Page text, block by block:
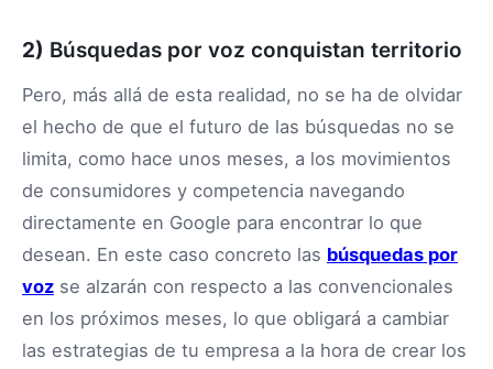
2) Búsquedas por voz conquistan territorio
Pero, más allá de esta realidad, no se ha de olvidar
el hecho de que el futuro de las búsquedas no se
limita, como hace unos meses, a los movimientos
de consumidores y competencia navegando
directamente en Google para encontrar lo que
desean. En este caso concreto las búsquedas por
voz se alzarán con respecto a las convencionales
en los próximos meses, lo que obligará a cambiar
las estrategias de tu empresa a la hora de crear los